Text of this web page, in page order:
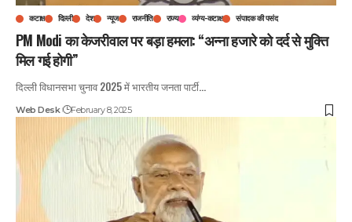
कटाक्ष दिल्ली देश न्यूज राजनीति राज्य व्यंग्य-कटाक्ष संपादक की पसंद
PM Modi का केजरीवाल पर बड़ा हमला: “अन्ना हजारे को दर्द से मुक्ति
मिल गई होगी”
दिल्ली विधानसभा चुनाव 2025 में भारतीय जनता पार्टी…
Web Desk February 8, 2025